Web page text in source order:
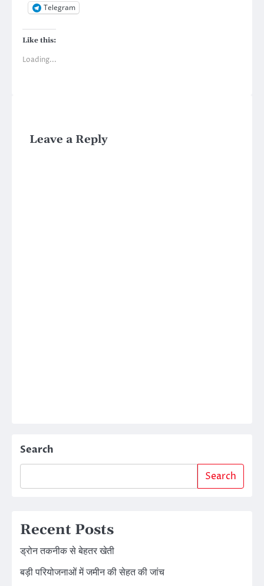
Telegram
Like this:
Loading...
Leave a Reply
Search
Search
Recent Posts
ड्रोन तकनीक से बेहतर खेती
बड़ी परियोजनाओं में जमीन की सेहत की जांच